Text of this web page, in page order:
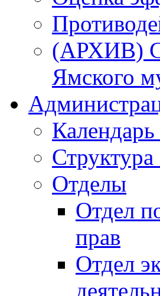
(АРХИВ)
Ямского
Отделы
Отдел
прав
Отдел